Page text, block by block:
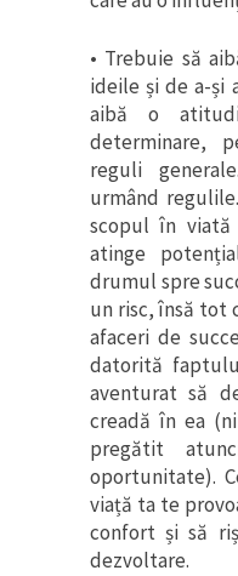
• Trebuie să
ideile și de a-și
aibă o
determinare,
reguli
urmând
scopul în
atinge
drumul spre
un risc, însă tot
afaceri de
datorită
aventurat să
creadă în ea
pregătit
oportunitate).
viață ta te
confort și să
dezvoltare.